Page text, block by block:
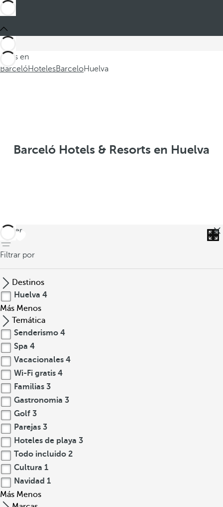
Estás en
BarcelóHotelesBarceloHuelva
Barceló Hotels & Resorts en Huelva
volver
Filtrar por
Destinos
Huelva 4
Más Menos
Temática
Senderismo 4
Spa 4
Vacacionales 4
Wi-Fi gratis 4
Familias 3
Gastronomia 3
Golf 3
Parejas 3
Hoteles de playa 3
Todo incluido 2
Cultura 1
Navidad 1
Más Menos